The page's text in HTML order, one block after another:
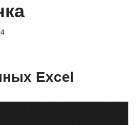
Excel